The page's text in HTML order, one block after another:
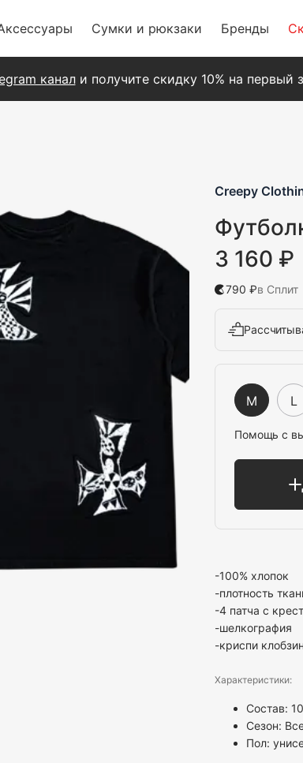
Сумки и рюкзаки Бренды
канали получите скидку 10% на первый
Creepy
3 160 ₽
790 ₽в Сплит
Помощь с
M L
-100% хлопок
-плотность
-4 патча с
-шелкография
-криспи
Характеристики:
Состав:
Сезон:
Пол: